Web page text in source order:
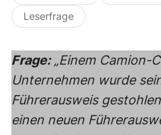
Leserfrage
Frage:„Einem Camion-
Unternehmen wurde
Führerausweis
einen neuen